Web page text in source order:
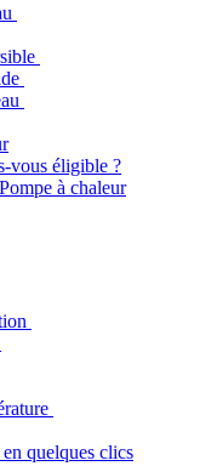
vous éligible ?
à chaleur
quelques clics